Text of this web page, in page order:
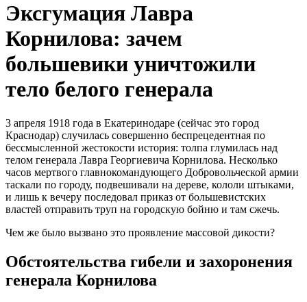
Эксгумация Лавра
Корнилова: зачем
большевики уничтожили
тело белого генерала
3 апреля 1918 года в Екатеринодаре (сейчас это город
Краснодар) случилась совершенно беспрецедентная по
бессмысленной жестокости история: толпа глумилась над
телом генерала Лавра Георгиевича Корнилова. Несколько
часов мертвого главнокомандующего Добровольческой армии
таскали по городу, подвешивали на дереве, кололи штыками,
и лишь к вечеру последовал приказ от большевистских
властей отправить труп на городскую бойню и там сжечь.
Чем же было вызвано это проявление массовой дикости?
Обстоятельства гибели и захоронения
генерала Корнилова